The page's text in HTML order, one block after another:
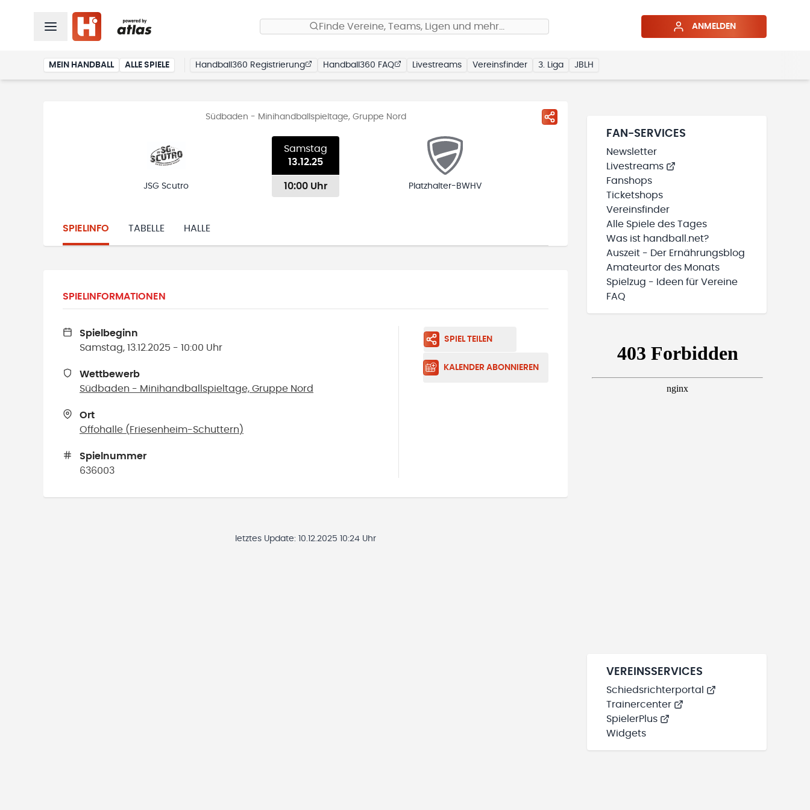
Finde Vereine, Teams, Ligen und mehr… ANMELDEN
MEIN HANDBALL ALLE SPIELE Handball360 Registrierung Handball360 FAQ Livestreams Vereinsfinder 3. Liga JBLH
Südbaden - Minihandballspieltage, Gruppe Nord
JSG Scutro
Samstag
13.12.25
10:00 Uhr Platzhalter-BWHV
SPIELINFO TABELLE HALLE
SPIELINFORMATIONEN
Spielbeginn
Samstag, 13.12.2025 - 10:00 Uhr
Wettbewerb
Südbaden - Minihandballspieltage, Gruppe Nord
Ort
Offohalle ( Friesenheim-Schuttern )
Spielnummer
636003
SPIEL TEILEN
KALENDER ABONNIEREN
letztes Update: 10.12.2025 10:24 Uhr
FAN-SERVICES
Newsletter
Livestreams
Fanshops
Ticketshops
Vereinsfinder
Alle Spiele des Tages
Was ist handball.net?
Auszeit - Der Ernährungsblog
Amateurtor des Monats
Spielzug - Ideen für Vereine
FAQ
VEREINSSERVICES
Schiedsrichterportal
Trainercenter
SpielerPlus
Widgets